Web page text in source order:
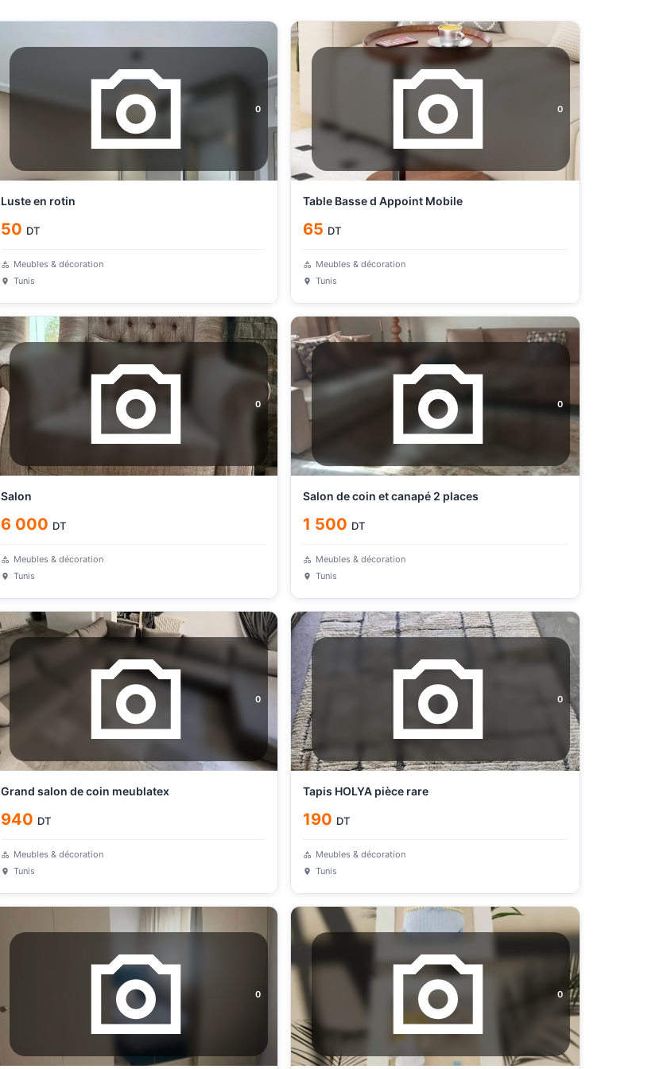
0
Luste en rotin
50 DT
Meubles & décoration
Tunis
0
Table Basse d Appoint Mobile
65 DT
Meubles & décoration
Tunis
0
Salon
6 000 DT
Meubles & décoration
Tunis
0
Salon de coin et canapé 2 places
1 500 DT
Meubles & décoration
Tunis
0
Grand salon de coin meublatex
940 DT
Meubles & décoration
Tunis
0
Tapis HOLYA pièce rare
190 DT
Meubles & décoration
Tunis
0 0